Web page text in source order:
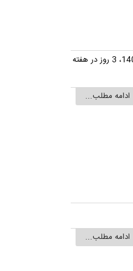
با سلام بدينوسيله به اطلاع مي رساند، از اين پس روزهاي کاري دانشگاه تا هفته اول شهريورماه 1405، 3 روز در هفته
ادامه مطلب...
ادامه مطلب...